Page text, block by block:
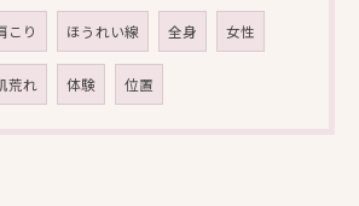
こり ほうれい線 全身 女性
荒れ 体験 位置